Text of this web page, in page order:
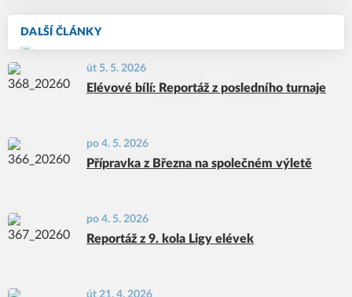
DALŠÍ ČLÁNKY
út 5. 5. 2026
Elévové bílí: Reportáž z posledního turnaje
po 4. 5. 2026
Přípravka z Března na společném výletě
po 4. 5. 2026
Reportáž z 9. kola Ligy elévek
út 21. 4. 2026